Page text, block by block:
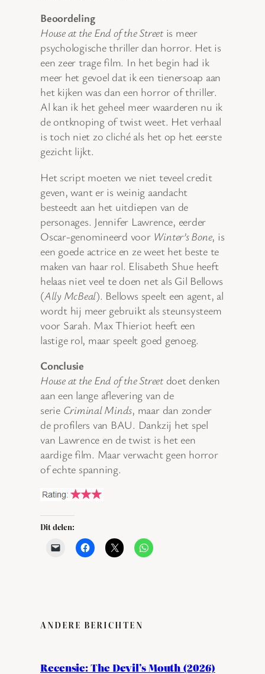
Beoordeling
House at the End of the Streetis meer
psychologische thriller dan horror. Het is
een zeer trage film. In het begin had ik
meer het gevoel dat ik een tienersoap aan
het kijken was dan een horror of thriller.
Al kan ik het geheel meer waarderen nu ik
de ontknoping of twist weet. Het verhaal
is toch niet zo cliché als het op het eerste
gezicht lijkt.
Het script moeten we niet teveel credit
geven, want er is weinig aandacht
besteedt aan het uitdiepen van de
personages. Jennifer Lawrence, eerder
Oscar-genomineerd voor Winter’s Bone, is
een goede actrice en ze weet het beste te
maken van haar rol. Elisabeth Shue heeft
helaas niet veel te doen net als Gil Bellows
(Ally McBeal). Bellows speelt een agent, al
wordt hij meer gebruikt als steunsysteem
voor Sarah. Max Thieriot heeft een
lastige rol, maar speelt goed genoeg.
Conclusie
House at the End of the Streetdoet denken
aan een lange aflevering van de
serie Criminal Minds, maar dan zonder
de profilers van BAU. Dankzij het spel
van Lawrence en de twist is het een
aardige film. Maar verwacht geen horror
of echte spanning.
Dit delen:
ANDERE BERICHTEN
Recensie: The Devil’s Mouth (2026)